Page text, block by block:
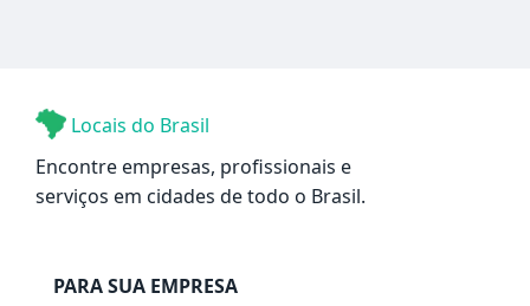
Locais do Brasil
Encontre empresas, profissionais e
serviços em cidades de todo o Brasil.
PARA SUA EMPRESA